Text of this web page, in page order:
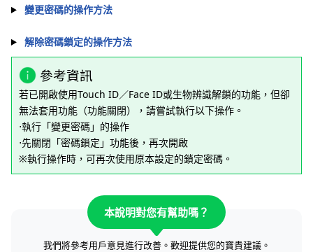
變更密碼的操作方法
解除密碼鎖定的操作方法
參考資訊
若已開啟使用Touch ID／Face ID或生物辨識解鎖的功能，但卻
無法套用功能（功能關閉），請嘗試執行以下操作。
⋅執行「變更密碼」的操作
⋅先關閉「密碼鎖定」功能後，再次開啟
※執行操作時，可再次使用原本設定的鎖定密碼。
本說明對您有幫助嗎？
我們將參考用戶意見進行改善。歡迎提供您的寶貴建議。